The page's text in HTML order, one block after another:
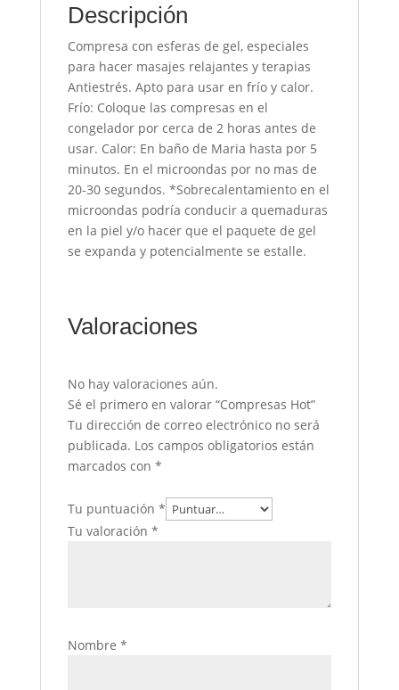
Descripción
Compresa con esferas de gel, especiales
para hacer masajes relajantes y terapias
Antiestrés. Apto para usar en frío y calor.
Frío: Coloque las compresas en el
congelador por cerca de 2 horas antes de
usar. Calor: En baño de Maria hasta por 5
minutos. En el microondas por no mas de
20-30 segundos. *Sobrecalentamiento en el
microondas podría conducir a quemaduras
en la piel y/o hacer que el paquete de gel
se expanda y potencialmente se estalle.
Valoraciones
No hay valoraciones aún.
Sé el primero en valorar “Compresas Hot”
Tu dirección de correo electrónico no será
publicada. Los campos obligatorios están
marcados con *
Tu puntuación *
Tu valoración *
Nombre *